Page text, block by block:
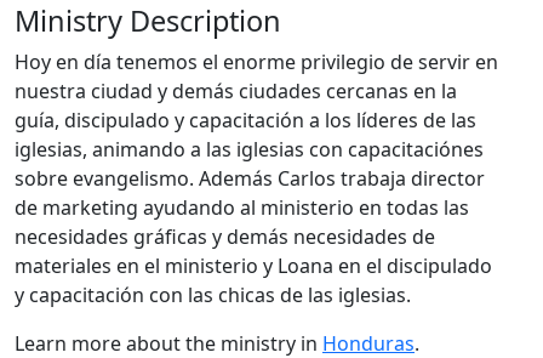
Ministry Description
Hoy en día tenemos el enorme privilegio de servir en
nuestra ciudad y demás ciudades cercanas en la
guía, discipulado y capacitación a los líderes de las
iglesias, animando a las iglesias con capacitaciónes
sobre evangelismo. Además Carlos trabaja director
de marketing ayudando al ministerio en todas las
necesidades gráficas y demás necesidades de
materiales en el ministerio y Loana en el discipulado
y capacitación con las chicas de las iglesias.
Learn more about the ministry in Honduras.